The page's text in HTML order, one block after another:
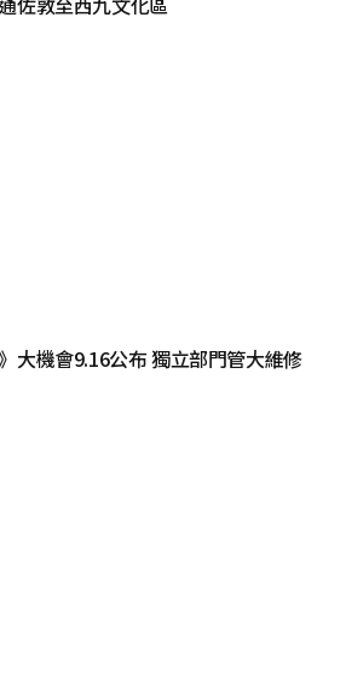
大機會9.16公布 獨立部門管大維修